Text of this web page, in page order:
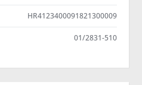
HR4123400091821300009
01/2831-510